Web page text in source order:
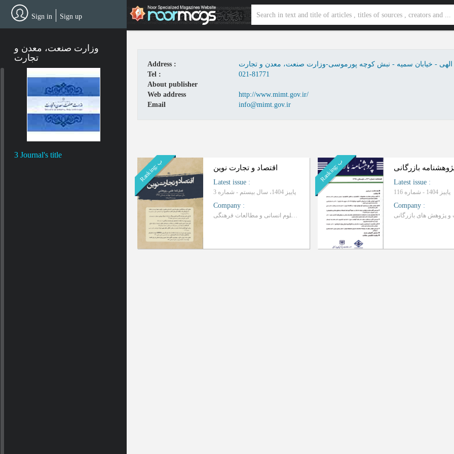
Sign in Sign up
وزارت صنعت، معدن و
تجارت
3 Journal's title
Address :
الهی - خیابان سمیه - نبش کوچه پورموسی-وزارت صنعت، معدن و تجارت
Tel :
021-81771
About publisher
Web address
http://www.mimt.gov.ir/
Email
info@mimt.gov.ir
R
a
n
k
i
n
g
:ب
اقتصاد و تجارت نوین
Latest issue :
پاییز 1404، سال بیستم - شماره 3
Company :
پژوهشگاه علوم انسانی و مطالعات فرهنگی
R
a
n
k
i
n
g
:ب
بازرگانی
Latest issue :
پاییز 1404 - شماره 116
Company :